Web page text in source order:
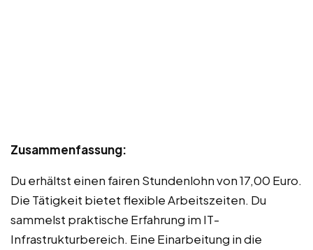
Zusammenfassung:
Du erhältst einen fairen Stundenlohn von 17,00 Euro.
Die Tätigkeit bietet flexible Arbeitszeiten. Du
sammelst praktische Erfahrung im IT-
Infrastrukturbereich. Eine Einarbeitung in die